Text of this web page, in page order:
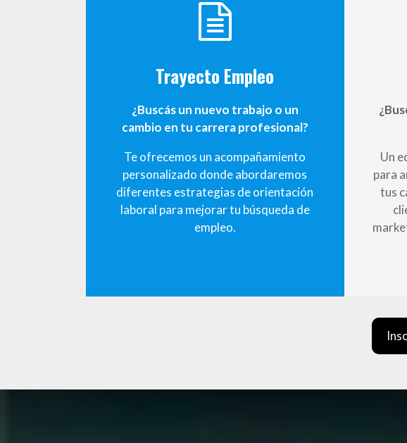
Trayecto Empleo
¿Buscás un nuevo trabajo o un
cambio en tu carrera profesional?
Te ofrecemos un acompañamiento
personalizado donde abordaremos
diferentes estrategias de orientación
laboral para mejorar tu búsqueda de
empleo.
Un
para
tus